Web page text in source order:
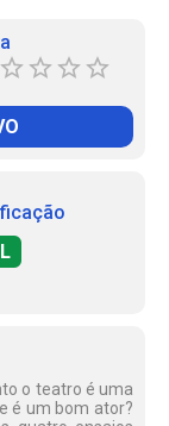
L
o teatro é uma
é um bom ator?